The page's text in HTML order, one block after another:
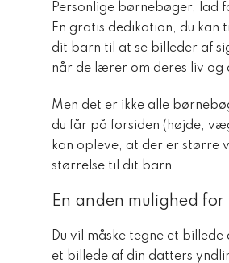
Personlige børnebøger, lad
En gratis dedikation, du
dit barn til at se billeder af
når de lærer om deres liv og
Men det er ikke alle
du får på forsiden (højde,
kan opleve, at der er større
størrelse til dit barn.
En anden mulighed
Du vil måske tegne et
et billede af din datters